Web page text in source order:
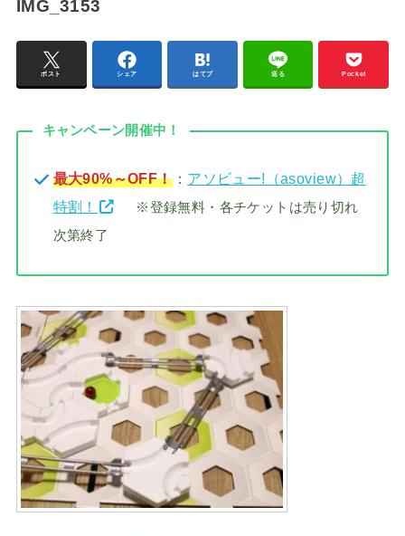
IMG_3153
ポスト シェア はてブ 送る Pocket
キャンペーン開催中！
最大90%～OFF！： アソビュー!（asoview）超
特割！
※登録無料・各チケットは売り切れ
次第終了